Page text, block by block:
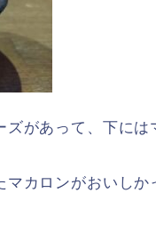
があって、下に
カロンがおいしか